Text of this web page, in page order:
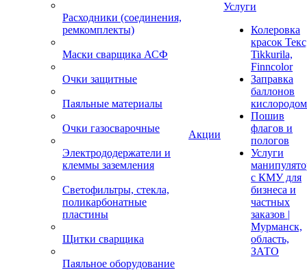
Расходники (соединения,
ремкомплекты)
Маски сварщика АСФ
Очки защитные
Паяльные материалы
Очки газосварочные
Электрододержатели и
клеммы заземления
Светофильтры, стекла,
поликарбонатные
пластины
Щитки сварщика
Паяльное оборудование
Акции
Услуги
Колеровка
красок
Tikkurila,
Finncolor
Заправка
баллонов
кислородом
Пошив
флагов и
пологов
Услуги
с КМУ для
бизнеса и
частных
заказов |
Мурманск,
область,
ЗАТО